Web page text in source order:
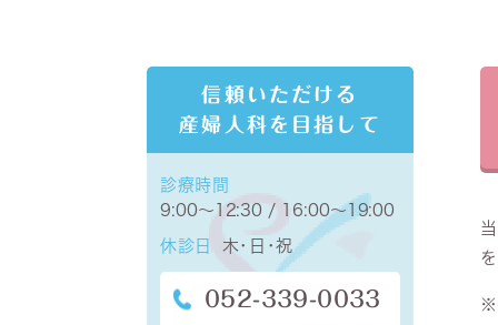
信頼いただける
産婦人科を目指して
診療時間
9:00～12:30 / 16:00～19:00
休診日 木･日･祝
052-339-0033
※